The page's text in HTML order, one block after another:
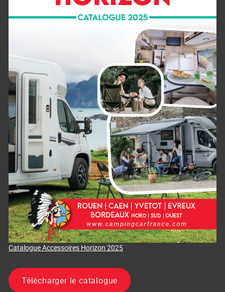
Catalogue Accessoires Horizon 2025
Télécharger le catalogue